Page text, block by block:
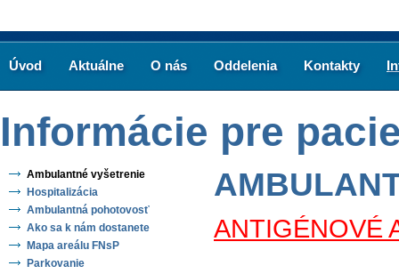
Úvod Aktuálne O nás Oddelenia Kontakty
Informácie pre
Ambulantné vyšetrenie
Hospitalizácia
Ambulantná pohotovosť
Ako sa k nám dostanete
Mapa areálu FNsP
Parkovanie
ANTIGÉNOVÉ